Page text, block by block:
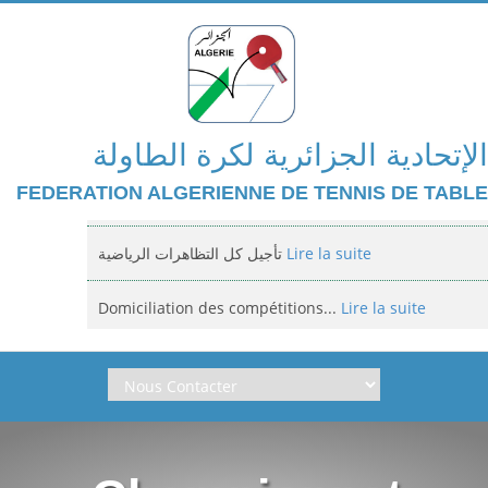
الإتحادية الجزائرية لكرة الطاولة
FEDERATION ALGERIENNE DE TENNIS DE TABLE
تأجيل كل التظاهرات الرياضية Lire la suite
Domiciliation des compétitions... Lire la suite
إعلان: عن تأجيل الالزامي لمنافسة الوطنيةLire la suite